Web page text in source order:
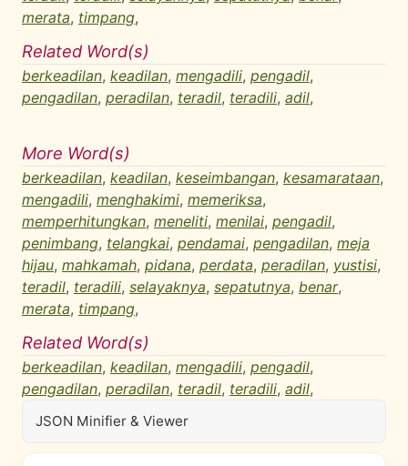
merata, timpang,
Related Word(s)
berkeadilan, keadilan, mengadili, pengadil,
pengadilan, peradilan, teradil, teradili, adil,
More Word(s)
berkeadilan, keadilan, keseimbangan, kesamarataan,
mengadili, menghakimi, memeriksa,
memperhitungkan, meneliti, menilai, pengadil,
penimbang, telangkai, pendamai, pengadilan, meja
hijau, mahkamah, pidana, perdata, peradilan, yustisi,
teradil, teradili, selayaknya, sepatutnya, benar,
merata, timpang,
Related Word(s)
berkeadilan, keadilan, mengadili, pengadil,
pengadilan, peradilan, teradil, teradili, adil,
JSON Minifier & Viewer